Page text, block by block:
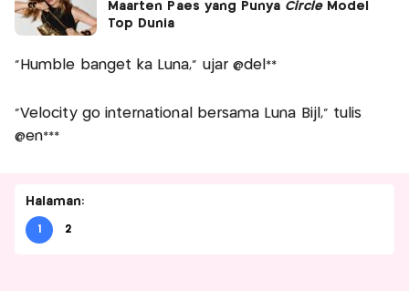
Maarten Paes yang Punya CircleModel
Top Dunia
"Humble banget ka Luna," ujar @del**
"Velocity go international bersama Luna Bijl," tulis
@en***
Halaman:
1 2